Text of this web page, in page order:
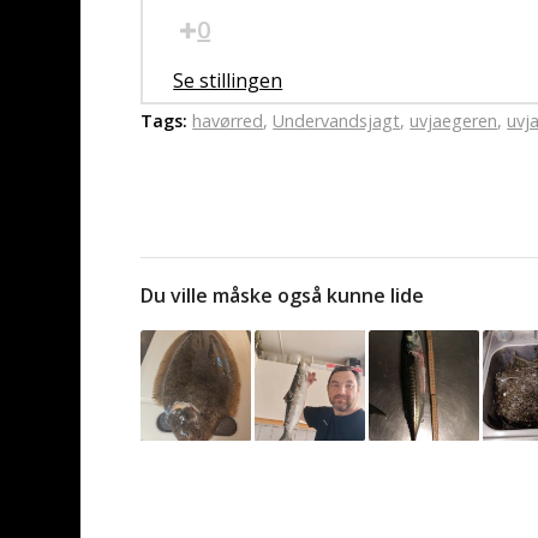
0
Se stillingen
Tags: havørred, Undervandsjagt, uvjaegeren,
Du ville måske også kunne lide